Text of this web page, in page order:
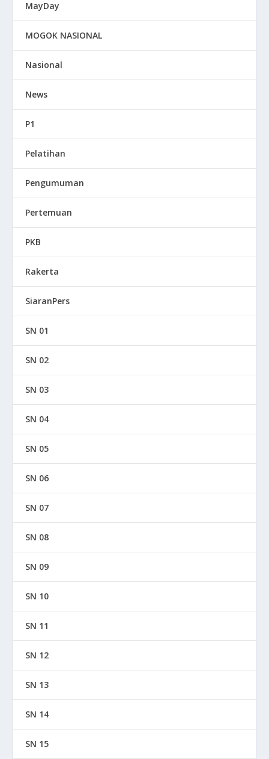
MayDay
MOGOK NASIONAL
Nasional
News
P1
Pelatihan
Pengumuman
Pertemuan
PKB
Rakerta
SiaranPers
SN 01
SN 02
SN 03
SN 04
SN 05
SN 06
SN 07
SN 08
SN 09
SN 10
SN 11
SN 12
SN 13
SN 14
SN 15